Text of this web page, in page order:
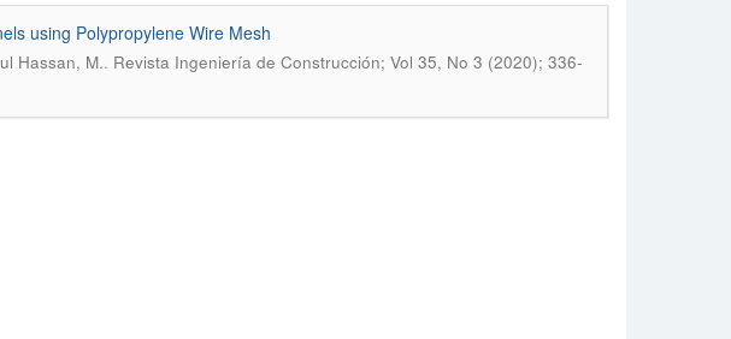
using Polypropylene Wire Mesh
Hassan, M.. Revista Ingeniería de Construcción; Vol 35, No 3 (2020); 336-